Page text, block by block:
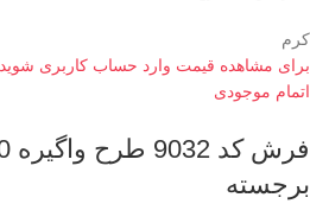
کرم
برای مشاهده قیمت وارد حساب کاربری شوید
اتمام موجودی
برجسته